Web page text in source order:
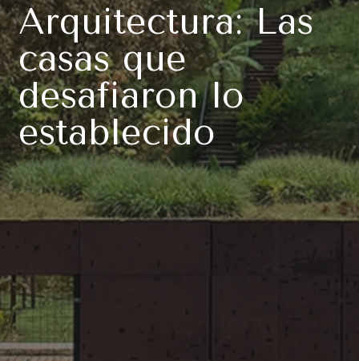
Arquitectura: Las
casas que
desafiaron lo
establecido